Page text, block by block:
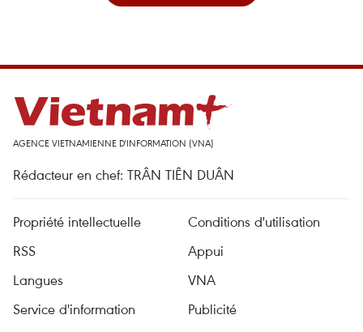
AGENCE VIETNAMIENNE D'INFORMATION (VNA)
Rédacteur en chef: TRÂN TIÊN DUÂN
Propriété intellectuelle
Conditions d'utilisation
RSS
Appui
Langues
VNA
Service d'information
Publicité